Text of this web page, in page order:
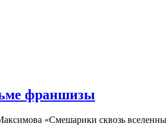
франшизы
«Смешарики сквозь